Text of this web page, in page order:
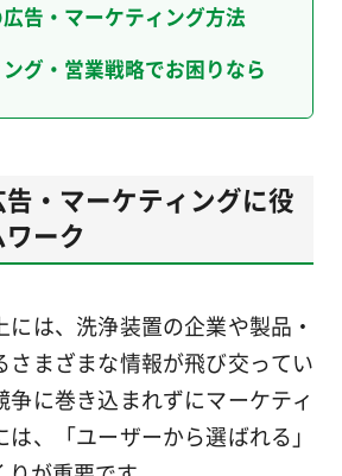
告・マーケティング方法
グ・営業戦略でお困りなら
・マーケティングに役
ーク
は、洗浄装置の企業や製品・
さまざまな情報が飛び交ってい
争に巻き込まれずにマーケティ
、「ユーザーから選ばれる」